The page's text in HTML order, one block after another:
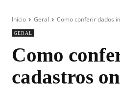
Início Geral Como conferir dados
GERAL
Como
cadastros